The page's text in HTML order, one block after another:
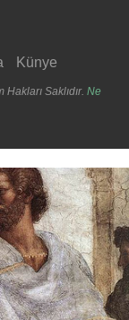
Künye
Saklıdır. Ne